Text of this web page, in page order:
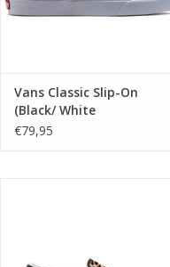
Vans Classic Slip-On
(Black/ White
checkerboard/ White)
€79,95